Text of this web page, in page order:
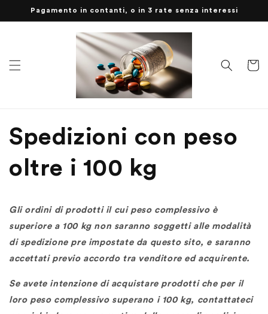
direttamente
ai contenuti
Pagamento in contanti, o in 3 rate senza interessi
Spedizioni con peso
oltre i 100 kg
Gli ordini di prodotti il cui peso complessivo è
superiore a 100 kg non saranno soggetti alle modalità
di spedizione pre impostate da questo sito, e saranno
accettati previo accordo tra venditore ed acquirente.
Se avete intenzione di acquistare prodotti che per il
loro peso complessivo superano i 100 kg, contattateci